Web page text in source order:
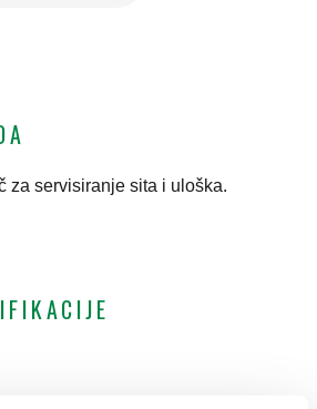
za servisiranje sita i uloška.